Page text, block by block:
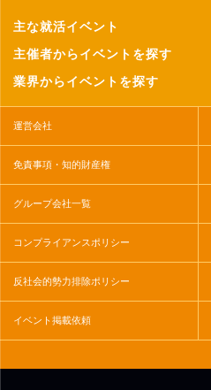
主な就活イベント
主催者からイベントを探す
業界からイベントを探す
運営会社
免責事項・知的財産権
グループ会社一覧
コンプライアンスポリシー
反社会的勢力排除ポリシー
イベント掲載依頼